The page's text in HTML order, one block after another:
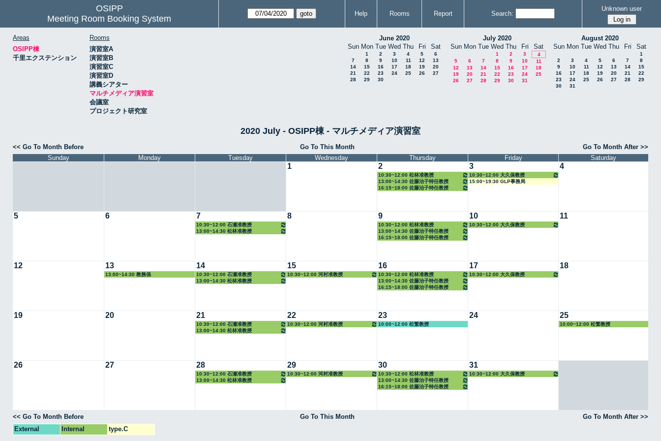
OSIPP
Meeting Room Booking System
Help Rooms Report Search:
Unknown user
Areas
OSIPP棟
千里エクステンション
Rooms
演習室A
演習室B
演習室C
演習室D
講義シアター
マルチメディア演習室
会議室
プロジェクト研究室
June 2020
Sun Mon Tue Wed Thu Fri Sat
1 2 3 4 5
6
7
8 9 10 11 12
13
14
15 16 17 18 19
20
21
22 23 24 25 26
27
28
29 30
July 2020
Sun Mon Tue Wed Thu Fri Sat
1 2 3
4
5
6 7 8 9 10
11
12
13 14 15 16 17
18
19
20 21 22 23 24
25
26
27 28 29 30 31
August 2020
Sun Mon Tue Wed Thu Fri Sat
1
2
3 4 5 6 7
8
9
10 11 12 13 14
15
16
17 18 19 20 21
22
23
24 25 26 27 28
29
30
31
2020 July - OSIPP棟 - マルチメディア演習室
<< Go To Month Before Go To This Month
Go To Month After >>
Sunday
Monday Tuesday Wednesday Thursday Friday Saturday
1 2
10:30~12:00 松林准教授
13:00~14:30 佐藤治子特任教授
16:15~18:00 佐藤治子特任教授
3
10:30~12:00 大久保教授
15:00~19:30 GLP事務局
4
5 6 7
10:30~12:00 石瀬准教授
13:00~14:30 松林准教授
8 9
10:30~12:00 松林准教授
13:00~14:30 佐藤治子特任教授
16:15~18:00 佐藤治子特任教授
10
10:30~12:00 大久保教授
11
12 13
13:00~14:30 教務係
14
10:30~12:00 石瀬准教授
13:00~14:30 松林准教授
15
10:30~12:00 河村准教授
16
10:30~12:00 松林准教授
13:00~14:30 佐藤治子特任教授
16:15~18:00 佐藤治子特任教授
17
10:30~12:00 大久保教授
18
19 20 21
10:30~12:00 石瀬准教授
13:00~14:30 松林准教授
22
10:30~12:00 河村准教授
23
10:00~12:00 松繁教授
24 25
10:00~12:00 松繁教授
26 27 28
10:30~12:00 石瀬准教授
13:00~14:30 松林准教授
29
10:30~12:00 河村准教授
30
10:30~12:00 松林准教授
13:00~14:30 佐藤治子特任教授
16:15~18:00 佐藤治子特任教授
31
10:30~12:00 大久保教授
<< Go To Month Before Go To This Month
Go To Month After >>
External
Internal type.C